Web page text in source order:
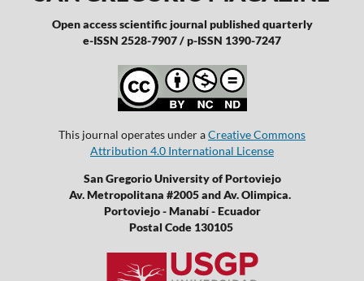
Open access scientific journal published quarterly
e-ISSN 2528-7907 / p-ISSN 1390-7247
This journal operates under aCreative Commons
Attribution 4.0 International License
San Gregorio University of Portoviejo
Av. Metropolitana #2005 and Av. Olimpica.
Portoviejo - Manabí - Ecuador
Postal Code 130105